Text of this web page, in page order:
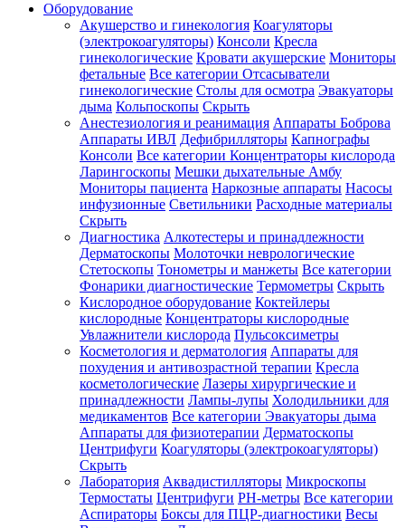
Оборудование
Акушерство и гинекология Коагуляторы
(электрокоагуляторы) Консоли Кресла
гинекологические Кровати акушерские Мониторы
фетальные Все категории Отсасыватели
гинекологические Столы для осмотра Эвакуаторы
дыма Кольпоскопы Скрыть
Анестезиология и реанимация Аппараты Боброва
Аппараты ИВЛ Дефибрилляторы Капнографы
Консоли Все категории Концентраторы кислорода
Ларингоскопы Мешки дыхательные Амбу
Мониторы пациента Наркозные аппараты Насосы
инфузионные Светильники Расходные материалы
Скрыть
Диагностика Алкотестеры и принадлежности
Дерматоскопы Молоточки неврологические
Стетоскопы Тонометры и манжеты Все категории
Фонарики диагностические Термометры Скрыть
Кислородное оборудование Коктейлеры
кислородные Концентраторы кислородные
Увлажнители кислорода Пульсоксиметры
Косметология и дерматология Аппараты для
похудения и антивозрастной терапии Кресла
косметологические Лазеры хирургические и
принадлежности Лампы-лупы Холодильники для
медикаментов Все категории Эвакуаторы дыма
Аппараты для физиотерапии Дерматоскопы
Центрифуги Коагуляторы (электрокоагуляторы)
Скрыть
Лаборатория Аквадистилляторы Микроскопы
Термостаты Центрифуги PH-метры Все категории
Аспираторы Боксы для ПЦР-диагностики Весы